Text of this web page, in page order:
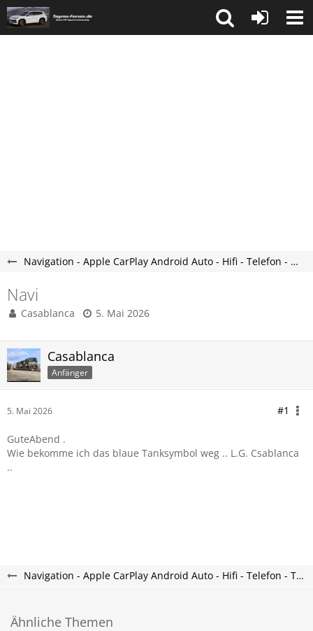
Navigation - Apple CarPlay Android Auto - Hifi - Telefon - Tayron Forum
Navi
Casablanca 5. Mai 2026
Casablanca
Anfänger
5. Mai 2026 #1
GuteAbend .
Wie bekomme ich das blaue Tanksymbol weg .. L.G. Csablanca
..
Navigation - Apple CarPlay Android Auto - Hifi - Telefon - Tayron Forum
Ähnliche Themen